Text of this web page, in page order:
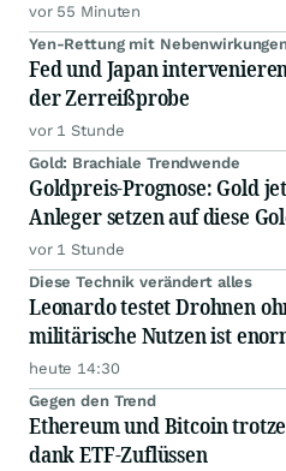
vor 55 Minuten
Yen-Rettung mit
Fed und Japan
der Zerreißprobe
vor 1 Stunde
Gold: Brachiale Trendwende
Goldpreis-Prognose: Gold
Anleger setzen auf diese
vor 1 Stunde
Diese Technik verändert alles
Leonardo testet Drohnen
militärische Nutzen ist
heute 14:30
Gegen den Trend
Ethereum und Bitcoin
dank ETF-Zuflüssen